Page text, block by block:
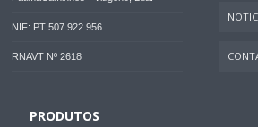
NIF: PT 507 922 956
RNAVT Nº 2618
PRODUTOS